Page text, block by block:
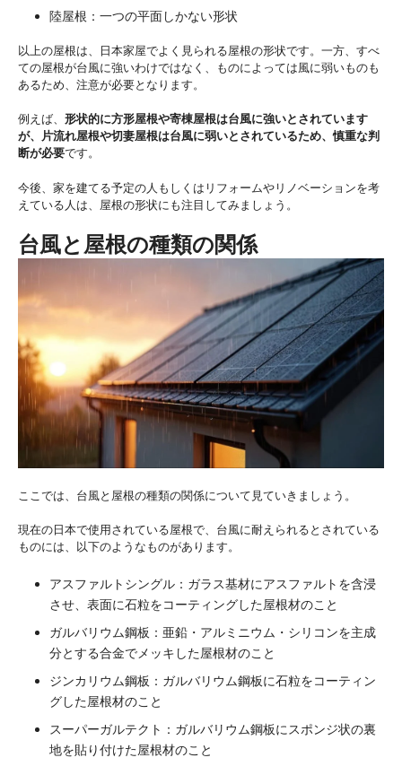
陸屋根：一つの平面しかない形状
以上の屋根は、日本家屋でよく見られる屋根の形状です。一方、すべ
ての屋根が台風に強いわけではなく、ものによっては風に弱いものも
あるため、注意が必要となります。
例えば、 形状的に方形屋根や寄棟屋根は台風に強いとされています
が、片流れ屋根や切妻屋根は台風に弱いとされているため、慎重な判
断が必要です。
今後、家を建てる予定の人もしくはリフォームやリノベーションを考
えている人は、屋根の形状にも注目してみましょう。
台風と屋根の種類の関係
ここでは、台風と屋根の種類の関係について見ていきましょう。
現在の日本で使用されている屋根で、台風に耐えられるとされている
ものには、以下のようなものがあります。
アスファルトシングル：ガラス基材にアスファルトを含浸
させ、表面に石粒をコーティングした屋根材のこと
ガルバリウム鋼板：亜鉛・アルミニウム・シリコンを主成
分とする合金でメッキした屋根材のこと
ジンカリウム鋼板：ガルバリウム鋼板に石粒をコーティン
グした屋根材のこと
スーパーガルテクト：ガルバリウム鋼板にスポンジ状の裏
地を貼り付けた屋根材のこと